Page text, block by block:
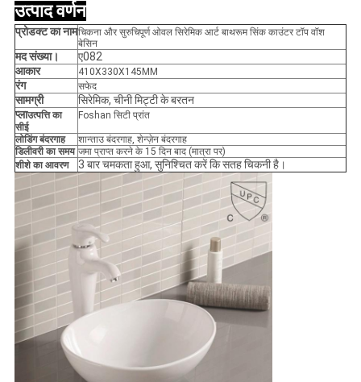
उत्पाद वर्णन
प्रोडक्ट का नामचिकना और सुरुचिपूर्ण ओवल सिरेमिक आर्ट बाथरूम सिंक काउंटर टॉप वॉश
बेसिन
मद संख्या।
ए082
आकार
410X330X145MM
रंग सफेद
सामग्री
सिरेमिक, चीनी मिट्टी के बरतन
प्लाउत्पत्ति का
सीई
Foshan सिटी प्रांत
लोडिंग बंदरगाह
शान्ताउ बंदरगाह, शेन्ज़ेन बंदरगाह
डिलीवरी का समय जमा प्राप्त करने के 15 दिन बाद (मात्रा पर)
शीशे का आवरण
3 बार चमकता हुआ, सुनिश्चित करें कि सतह चिकनी है।